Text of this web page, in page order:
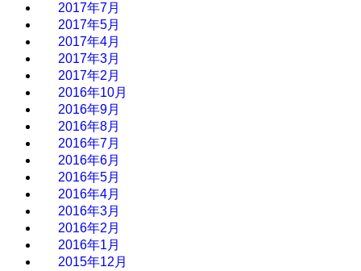
2017年7月
2017年5月
2017年4月
2017年3月
2017年2月
2016年10月
2016年9月
2016年8月
2016年7月
2016年6月
2016年5月
2016年4月
2016年3月
2016年2月
2016年1月
2015年12月